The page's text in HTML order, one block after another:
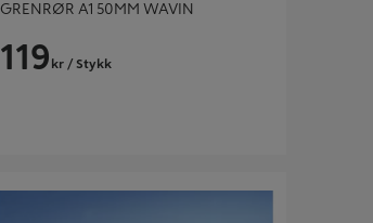
GRENRØR A1 50MM WAVIN
119 kr / Stykk